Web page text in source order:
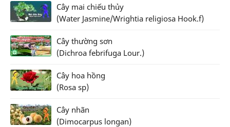
Cây mai chiếu thủy
(Water Jasmine/Wrightia religiosa Hook.f)
Cây thường sơn
(Dichroa febrifuga Lour.)
Cây hoa hồng
(Rosa sp)
Cây nhãn
(Dimocarpus longan)